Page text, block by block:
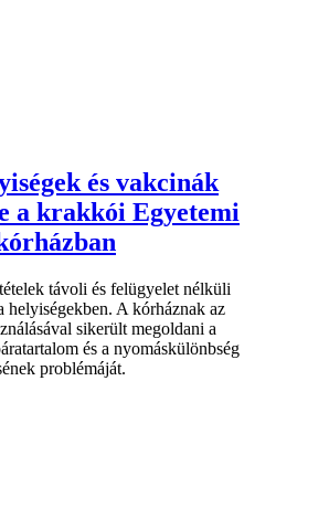
és vakcinák
a krakkói Egyetemi
távoli és felügyelet nélküli
helyiségekben. A kórháznak az
sikerült megoldani a
és a nyomáskülönbség
problémáját.